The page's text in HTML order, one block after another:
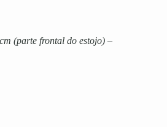
(parte frontal do estojo) –